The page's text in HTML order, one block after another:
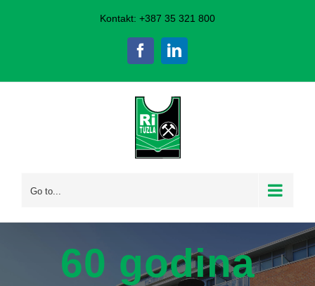
Kontakt: +387 35 321 800
FacebookLinkedIn
Go to...
60 godina